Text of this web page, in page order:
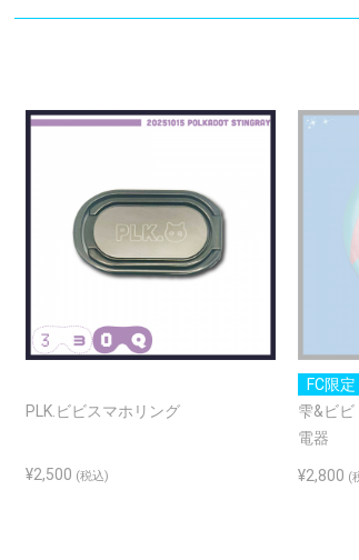
PLK.ビビスマホリング
¥2,500 (税込)
FC限定
雫&ビ
電器
¥2,800 (